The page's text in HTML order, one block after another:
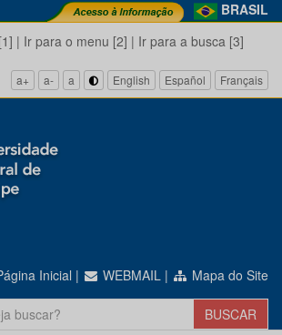
BRASIL
| Ir para o menu [2] | Ir para a busca [3]
a+ a- a English Español Français
Inicial | WEBMAIL | Mapa do Site